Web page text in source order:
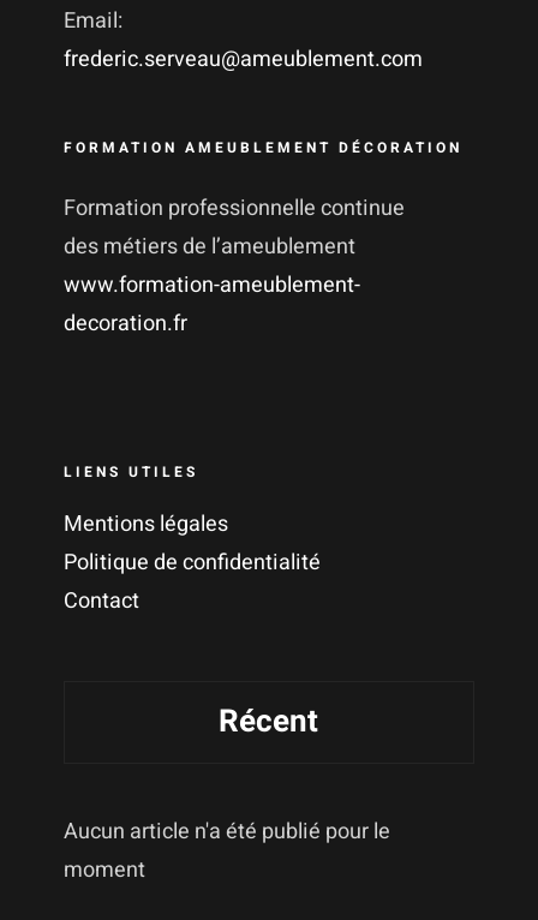
Email:
frederic.serveau@ameublement.com
FORMATION AMEUBLEMENT DÉCORATION
Formation professionnelle continue
des métiers de l’ameublement
www.formation-ameublement-
decoration.fr
LIENS UTILES
Mentions légales
Politique de confidentialité
Contact
Récent
Aucun article n'a été publié pour le
moment